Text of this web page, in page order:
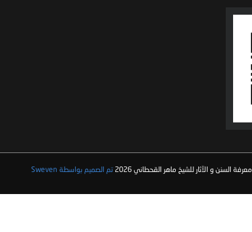
و الآثار للشيخ ماهر القحطاني 2026 تم الصميم بواسطة Sweven